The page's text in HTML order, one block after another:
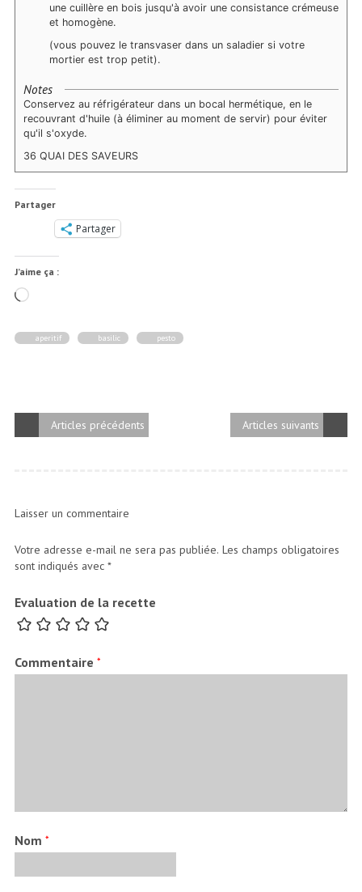
une cuillère en bois jusqu'à avoir une consistance crémeuse
et homogène.
(vous pouvez le transvaser dans un saladier si votre
mortier est trop petit).
Notes
Conservez au réfrigérateur dans un bocal hermétique, en le
recouvrant d'huile (à éliminer au moment de servir) pour éviter
qu'il s'oxyde.
36 QUAI DES SAVEURS
Partager
Partager
J’aime ça :
Chargement…
aperitif basilic pesto
Articles suivants
Articles précédents
Laisser un commentaire
Votre adresse e-mail ne sera pas publiée. Les champs obligatoires
sont indiqués avec *
Evaluation de la recette
Commentaire *
Nom *